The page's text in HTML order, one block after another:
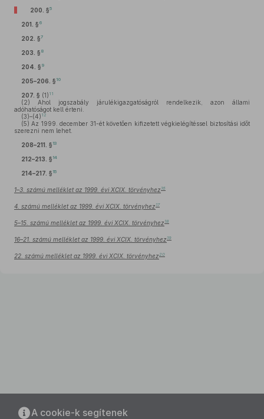
200. §5
201. § 6
202. §7
203. § 8
204. § 9
205–206. § 10
207. § (1) 11
(2) Ahol jogszabály járulékigazgatóságról rendelkezik, azon állami
adóhatóságot kell érteni.
(3)–(4) 12
(5) Az 1999. december 31-ét követően kifizetett végkielégítéssel biztosítási időt
szerezni nem lehet.
208–211. § 13
212–213. § 14
214–217. § 15
1–3. számú melléklet az 1999. évi XCIX. törvényhez 16
4. számú melléklet az 1999. évi XCIX. törvényhez 17
5–15. számú melléklet az 1999. évi XCIX. törvényhez 18
16–21. számú melléklet az 1999. évi XCIX. törvényhez 19
22. számú melléklet az 1999. évi XCIX. törvényhez 20
A cookie-k segítenek